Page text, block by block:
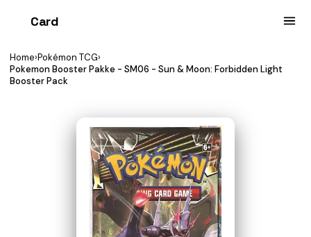
Card
Home›Pokémon TCG›
Pokemon Booster Pakke - SM06 - Sun & Moon: Forbidden Light
Booster Pack